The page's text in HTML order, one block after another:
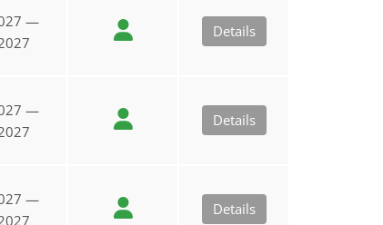
—
Details
—
Details
—
Details